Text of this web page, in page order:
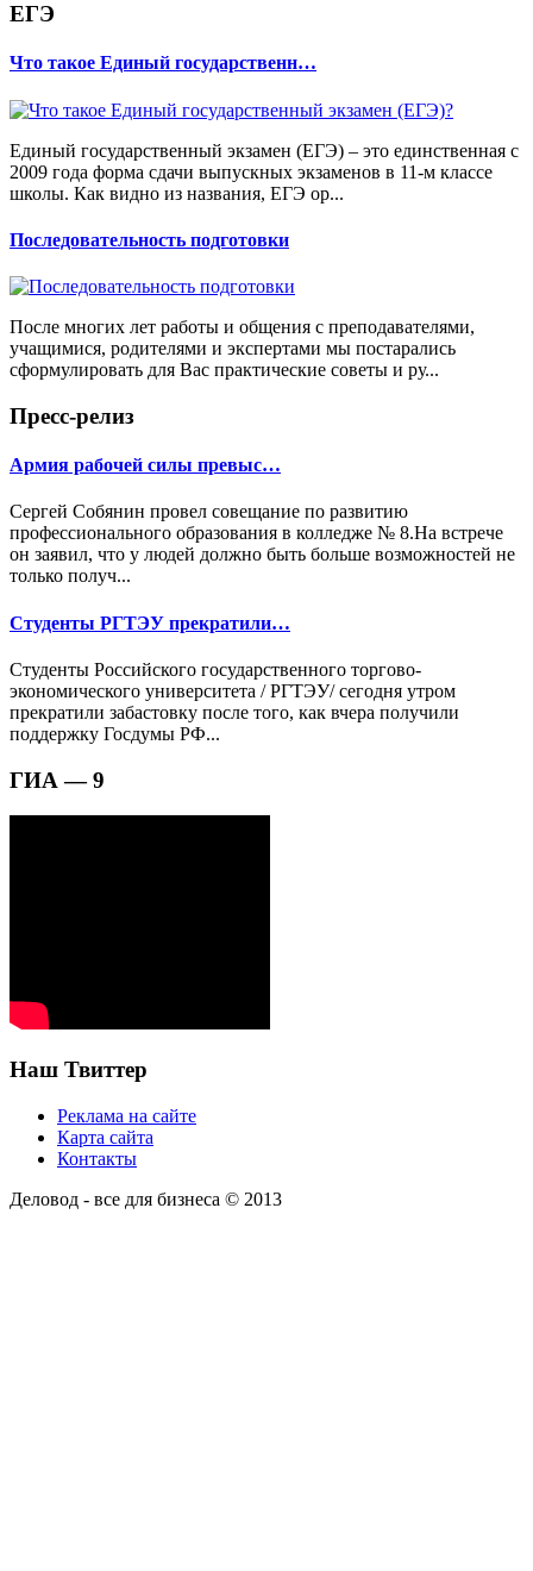
ЕГЭ
Что такое Единый государственн…
Единый государственный экзамен (ЕГЭ) – это единственная с
2009 года форма сдачи выпускных экзаменов в 11-м классе
школы. Как видно из названия, ЕГЭ ор...
Последовательность подготовки
После многих лет работы и общения с преподавателями,
учащимися, родителями и экспертами мы постарались
сформулировать для Вас практические советы и ру...
Пресс-релиз
Армия рабочей силы превыс…
Сергей Собянин провел совещание по развитию
профессионального образования в колледже № 8.На встрече
он заявил, что у людей должно быть больше возможностей не
только получ...
Студенты РГТЭУ прекратили…
Студенты Российского государственного торгово-
экономического университета / РГТЭУ/ сегодня утром
прекратили забастовку после того, как вчера получили
поддержку Госдумы РФ...
ГИА — 9
Наш Твиттер
Реклама на сайте
Карта сайта
Контакты
Деловод - все для бизнеса © 2013